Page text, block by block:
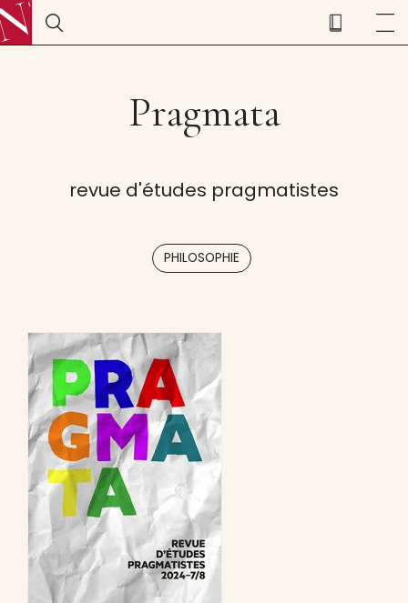
Pragmata
revue d'études pragmatistes
PHILOSOPHIE